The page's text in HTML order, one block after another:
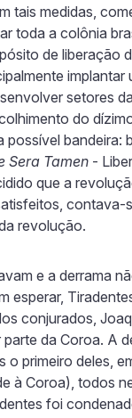
tais medidas,
toda a colônia
de liberação
implantar
setores
do
possível
Sera Tamen -
que a
contava-
revolução.
e a derrama
esperar,
conjurados,
da Coroa. A
o primeiro deles,
à Coroa), todos
foi